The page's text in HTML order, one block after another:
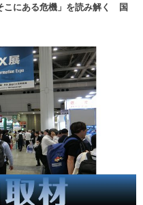
こにある危機」を読み解く 国